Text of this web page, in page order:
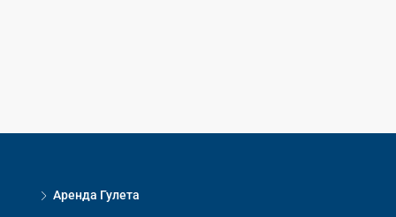
Аренда Гулета